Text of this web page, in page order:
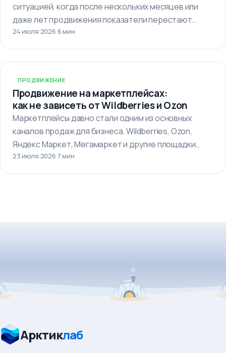
ситуацией, когда после нескольких месяцев или
даже лет продвижения показатели перестают
улучшаться. Кажется,…
24 июля 2026·6 мин
ПРОДВИЖЕНИЕ
Продвижение на маркетплейсах:
как не зависеть от Wildberries и Ozon
Маркетплейсы давно стали одним из основных
каналов продаж для бизнеса. Wildberries, Ozon,
Яндекс Маркет, Мегамаркет и другие площадки…
23 июля 2026·7 мин
Арктиклаб